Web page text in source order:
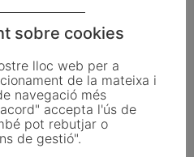
mobilitza 117 municipis
impulsar la regeneració
sobre cookies
lloc web per a
de la mateixa i
navegació més
accepta l'ús de
pot rebutjar o
de gestió".